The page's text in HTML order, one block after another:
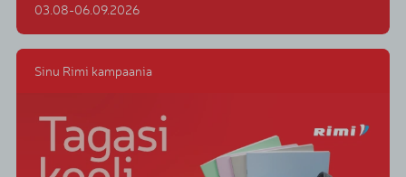
03.08-06.09.2026
Sinu Rimi kampaania